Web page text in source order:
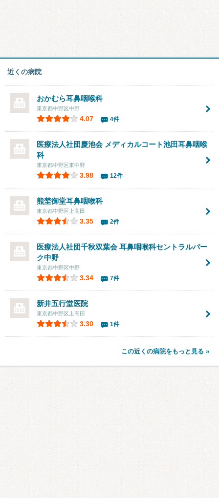
近くの病院
おかむら耳鼻咽喉科
東京都中野区中野
4.07 4件
医療法人社団慶池会 メディカルコート池田耳鼻咽喉
科
東京都中野区東中野
3.98 12件
熊埜御堂耳鼻咽喉科
東京都中野区上高田
3.35 2件
医療法人社団千秋双葉会耳鼻咽喉科セントラルパー
ク中野
東京都中野区中野
3.34 7件
新井五行堂医院
東京都中野区上高田
3.30 1件
この近くの病院をもっと見る »